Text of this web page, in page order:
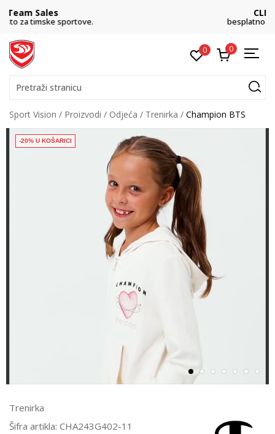
besplatno preuzimanje u trgovini
0 0
Pretraži stranicu
Sport Vision Proizvodi Odjeća Trenirka Champion BTS
-20% U KOŠARICI
Trenirka
Šifra artikla: CHA243G402-11